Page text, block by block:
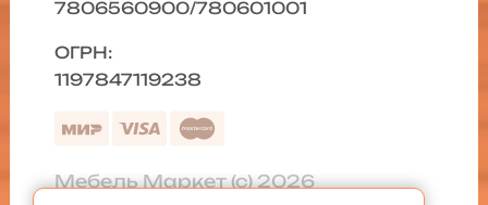
7806560900/780601001
ОГРН:
1197847119238
Мебель Маркет (с) 2026